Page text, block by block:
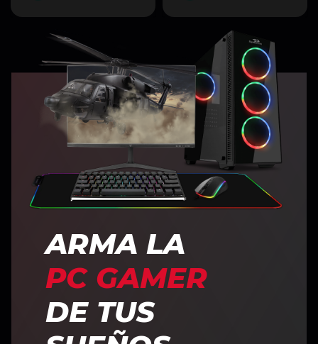
ARMA LA
PC GAMER
DE TUS